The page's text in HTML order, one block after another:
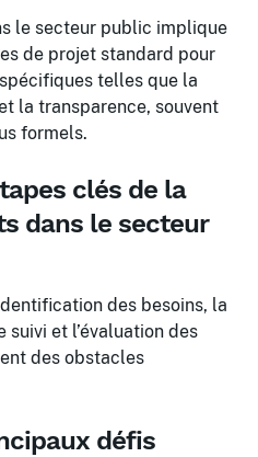
le secteur public implique
de projet standard pour
telles que la
la transparence, souvent
formels.
clés de la
dans le secteur
des besoins, la
suivi et l’évaluation des
des obstacles
défis